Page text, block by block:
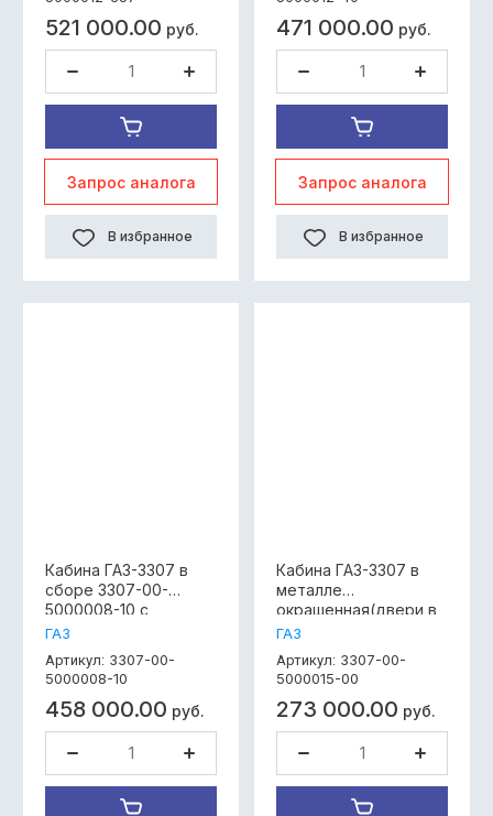
ТЦ, ЦС;3309-00-
5000012-357
521 000.00 руб.
Запрос аналога
В избранное
колонкой и ТЦ,
ЦС,3309-00-5000012-
40
471 000.00 руб.
Запрос аналога
В избранное
Кабина ГАЗ-3307 в
сборе 3307-00-
5000008-10 с
сидениями, без
рулевой колонки и
ТЦ, ЦС
ГАЗ
Артикул: 3307-00-
5000008-10
458 000.00 руб.
Кабина ГАЗ-3307 в
металле
окрашенная(двери в
сборе),3307-00-
ГАЗ
Артикул: 3307-00-
5000015-00
273 000.00 руб.